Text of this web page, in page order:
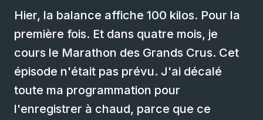
Hier, la balance affiche 100 kilos. Pour la
première fois. Et dans quatre mois, je
cours le Marathon des Grands Crus. Cet
épisode n'était pas prévu. J'ai décalé
toute ma programmation pour
l'enregistrer à chaud, parce que ce